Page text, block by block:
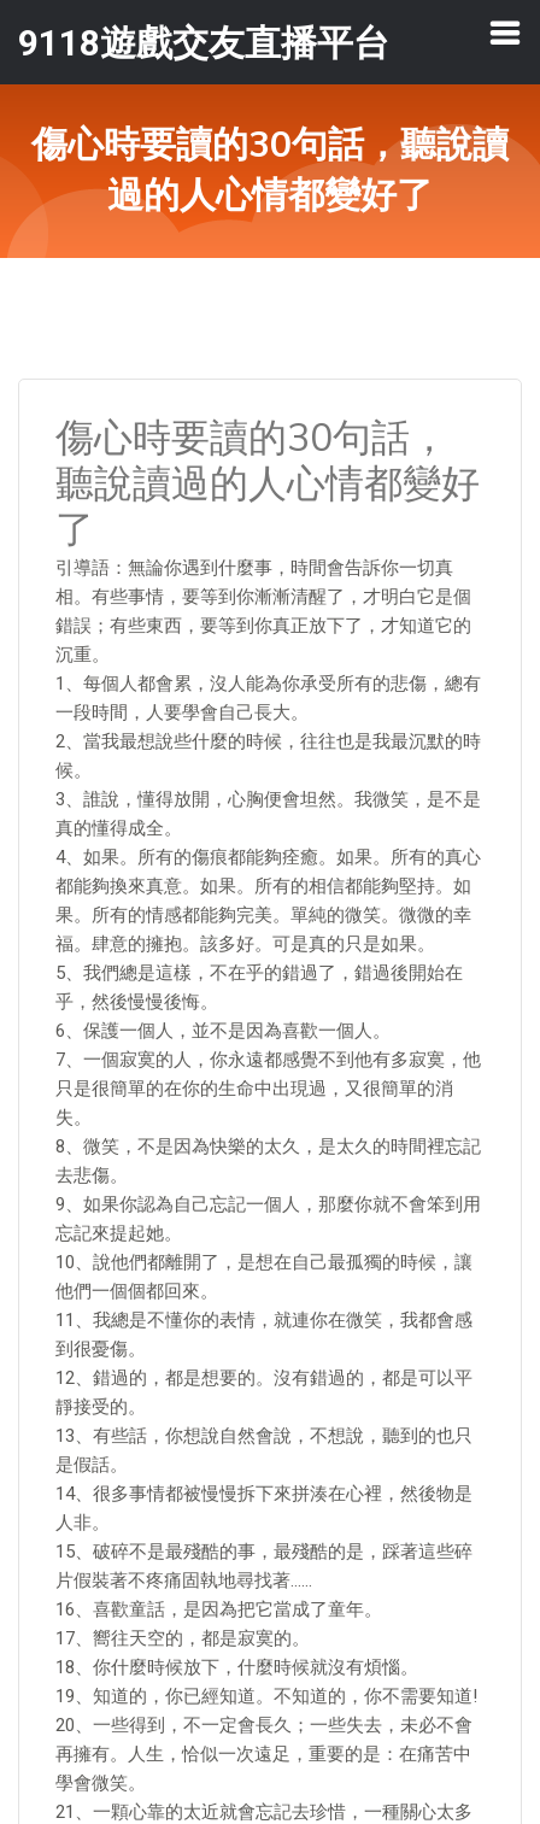
9118遊戲交友直播平台
傷心時要讀的30句話，聽說讀
過的人心情都變好了
傷心時要讀的30句話，
聽說讀過的人心情都變好
了
引導語：無論你遇到什麼事，時間會告訴你一切真
相。有些事情，要等到你漸漸清醒了，才明白它是個
錯誤；有些東西，要等到你真正放下了，才知道它的
沉重。
1、每個人都會累，沒人能為你承受所有的悲傷，總有
一段時間，人要學會自己長大。
2、當我最想說些什麼的時候，往往也是我最沉默的時
候。
3、誰說，懂得放開，心胸便會坦然。我微笑，是不是
真的懂得成全。
4、如果。所有的傷痕都能夠痊癒。如果。所有的真心
都能夠換來真意。如果。所有的相信都能夠堅持。如
果。所有的情感都能夠完美。單純的微笑。微微的幸
福。肆意的擁抱。該多好。可是真的只是如果。
5、我們總是這樣，不在乎的錯過了，錯過後開始在
乎，然後慢慢後悔。
6、保護一個人，並不是因為喜歡一個人。
7、一個寂寞的人，你永遠都感覺不到他有多寂寞，他
只是很簡單的在你的生命中出現過，又很簡單的消
失。
8、微笑，不是因為快樂的太久，是太久的時間裡忘記
去悲傷。
9、如果你認為自己忘記一個人，那麼你就不會笨到用
忘記來提起她。
10、說他們都離開了，是想在自己最孤獨的時候，讓
他們一個個都回來。
11、我總是不懂你的表情，就連你在微笑，我都會感
到很憂傷。
12、錯過的，都是想要的。沒有錯過的，都是可以平
靜接受的。
13、有些話，你想說自然會說，不想說，聽到的也只
是假話。
14、很多事情都被慢慢拆下來拼湊在心裡，然後物是
人非。
15、破碎不是最殘酷的事，最殘酷的是，踩著這些碎
片假裝著不疼痛固執地尋找著……
16、喜歡童話，是因為把它當成了童年。
17、嚮往天空的，都是寂寞的。
18、你什麼時候放下，什麼時候就沒有煩惱。
19、知道的，你已經知道。不知道的，你不需要知道!
20、一些得到，不一定會長久；一些失去，未必不會
再擁有。人生，恰似一次遠足，重要的是：在痛苦中
學會微笑。
21、一顆心靠的太近就會忘記去珍惜，一種關心太多